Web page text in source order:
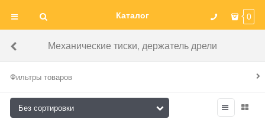
Каталог 0
Механические тиски, держатель дрели
Фильтры товаров